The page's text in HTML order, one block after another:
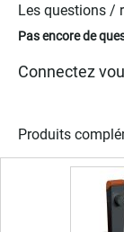
Les questions /
Pas encore de
Connectez
Produits